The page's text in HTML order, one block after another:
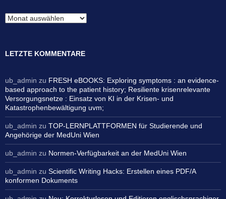
Archiv
LETZTE KOMMENTARE
ub_admin zu FRESH eBOOKS: Exploring symptoms : an evidence-
based approach to the patient history; Resiliente krisenrelevante
Versorgungsnetze : Einsatz von KI in der Krisen- und
Katastrophenbewältigung uvm;
ub_admin zu TOP-LERNPLATTFORMEN für Studierende und
Angehörige der MedUni Wien
ub_admin zu Normen-Verfügbarkeit an der MedUni Wien
ub_admin zu Scientific Writing Hacks: Erstellen eines PDF/A
konformen Dokuments